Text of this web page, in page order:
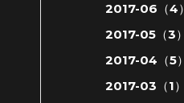
2017-06（4）
2017-05（3）
2017-04（5）
2017-03（1）